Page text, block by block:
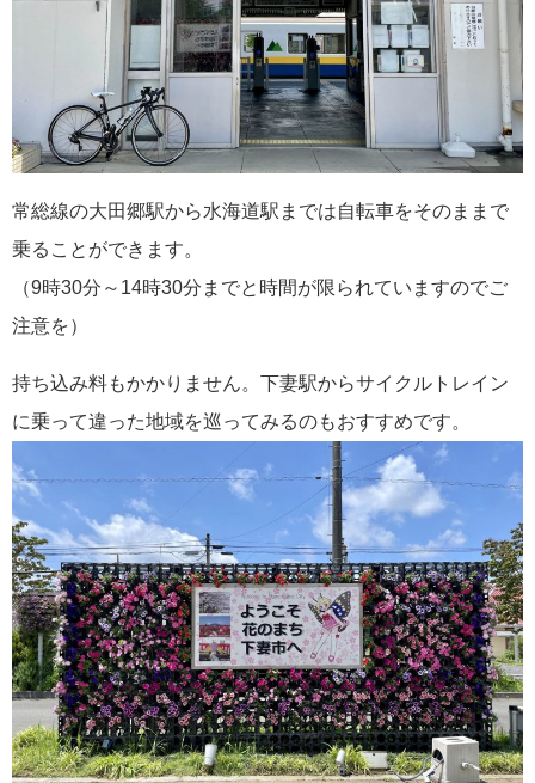
常総線の大田郷駅から水海道駅までは自転車をそのままで
乗ることができます。
（9時30分～14時30分までと時間が限られていますのでご
注意を）
持ち込み料もかかりません。下妻駅からサイクルトレイン
に乗って違った地域を巡ってみるのもおすすめです。